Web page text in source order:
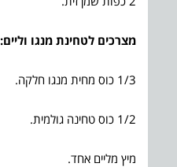
מצרכים לטחינת מנגו וליים:
1/3 כוס מחית מנגו חלקה.
1/2 כוס טחינה גולמית.
מיץ מליים אחד.